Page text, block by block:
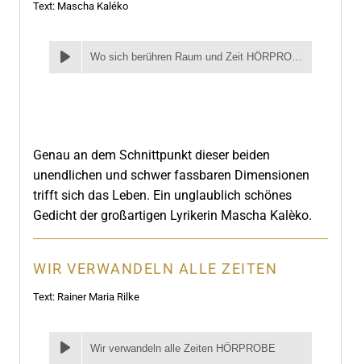
Text: Mascha Kaléko
Wo sich berühren Raum und Zeit HÖRPROBE
Genau an dem Schnittpunkt dieser beiden
unendlichen und schwer fassbaren Dimensionen
trifft sich das Leben. Ein unglaublich schönes
Gedicht der großartigen Lyrikerin Mascha Kalèko.
WIR VERWANDELN ALLE ZEITEN
Text: Rainer Maria Rilke
Wir verwandeln alle Zeiten HÖRPROBE